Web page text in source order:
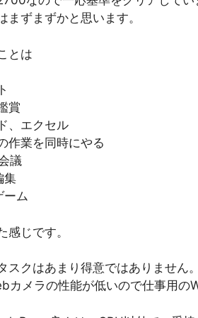
まずまずかと思います。
とは
賞
、エクセル
作業を同時にやる
議
集
ーム
感じです。
スクはあまり得意ではありません
カメラの性能が低いので仕事用